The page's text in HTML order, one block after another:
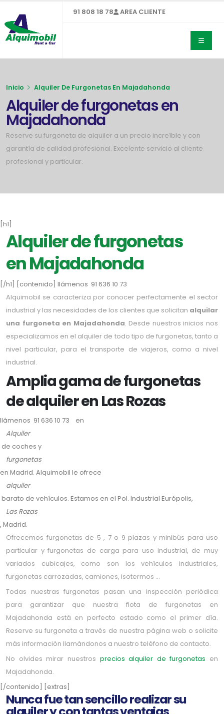
91 808 18 78 AREA CLIENTE
Inicio Alquiler De Furgonetas En Majadahonda
Alquiler de furgonetas en
Majadahonda
Reserve su furgoneta de alquiler a un precio increíble y con
garantía de calidad profesional. Excelente servicio al cliente
profesional y particular.
[h1]
Alquiler de furgonetas
en Majadahonda
[/h1] [contenido] llámenos 91 636 10 73
Alquimobil se caracteriza por conocer perfectamente el sector
industrial y las necesidades de los clientes que solicitan alquilar
una furgoneta en Majadahonda. Desde nuestros inicios nos
especializamos en el alquiler de todo tipo de furgonetas, tanto a
nivel particular, para el transporte de viajeros, como a nivel
industrial.
Amplia gama de furgonetas
de alquiler en Las Rozas
llámenos 91 636 10 73 en
Alquiler
de coches y
furgonetas
en Madrid. Alquimobil le ofrece
alquiler
barato de vehículos. Estamos en el Pol. Industrial Európolis,
Las Rozas
, Madrid.
Ofrecemos furgonetas de 5 , 7 o 9 plazas y minibús para uso
particular y furgonetas de carga para uso industrial, de muy
variados cubicajes, como son los vehículos industriales,
furgonetas carrozadas, camiones, isotermos …
Todas nuestras furgonetas pasan una inspección periódica
para garantizar que nuestra flota de furgonetas en
Majadahonda está en perfecto estado como el primer día.
Reserve su furgoneta a través de nuestra página web o solicite
más información llamándonos a nuestro teléfono de contacto.
No olvides mirar nuestros precios alquiler de furgonetas en
Majadahonda.
[/contenido] [extras]
Nunca fue tan sencillo realizar su